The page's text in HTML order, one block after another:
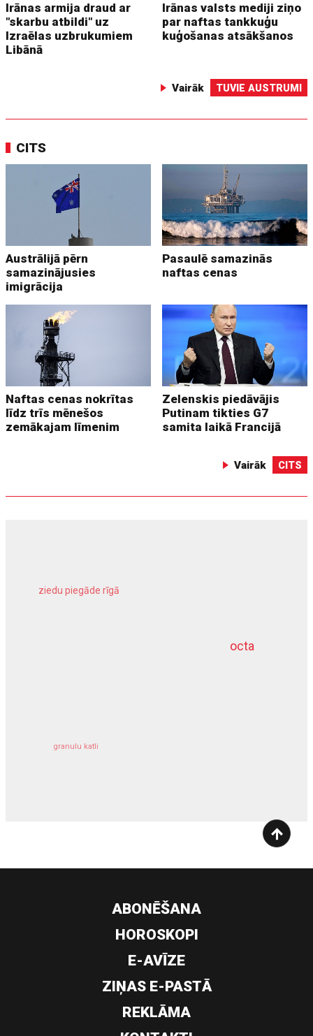
Irānas armija draud ar
"skarbu atbildi" uz
Izraēlas uzbrukumiem
Libānā
Irānas valsts mediji ziņo
par naftas tankkuģu
kuģošanas atsākšanos
Vairāk TUVIE AUSTRUMI
CITS
Austrālijā pērn
samazinājusies
imigrācija
Pasaulē samazinās
naftas cenas
Naftas cenas nokrītas
līdz trīs mēnešos
zemākajam līmenim
Zelenskis piedāvājis
Putinam tikties G7
samita laikā Francijā
Vairāk CITS
octa
ziedu piegāde rīgā
granulu katli
dziļurbums
ABONĒŠANA
HOROSKOPI
E-AVĪZE
ZIŅAS E-PASTĀ
REKLĀMA